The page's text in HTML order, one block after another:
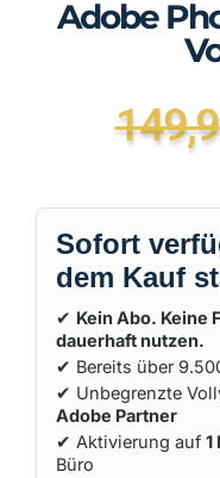
Adobe
Sofort
dem Kauf
✔ Kein Abo. Keine
dauerhaft nutzen.
✔ Bereits über
✔ Unbegrenzte
Adobe Partner
✔ Aktivierung auf 1
Büro